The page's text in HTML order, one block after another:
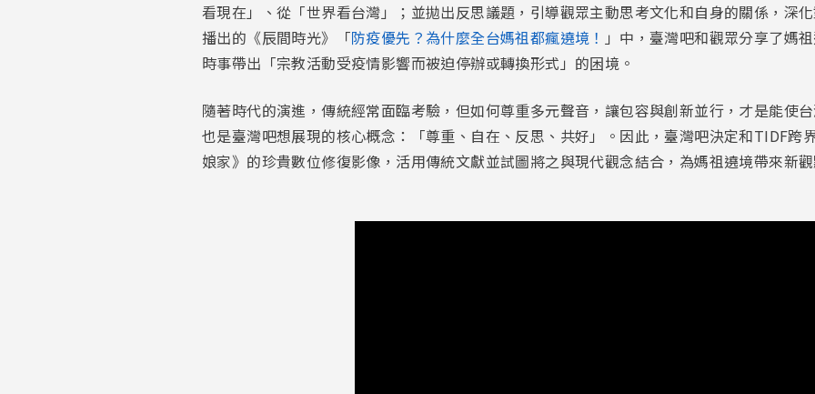
看現在」、從「世界看台灣」；並拋出反思議題，引導觀眾主動思考文化和自身的關係，深
播出的《辰間時光》「防疫優先？為什麼全台媽祖都瘋遶境！ 」中，臺灣吧和觀眾分享了媽
時事帶出「宗教活動受疫情影響而被迫停辦或轉換形式」的困境。
隨著時代的演進，傳統經常面臨考驗，但如何尊重多元聲音，讓包容與創新並行，才是能使
也是臺灣吧想展現的核心概念：「尊重、自在、反思、共好」。因此，臺灣吧決定和TIDF跨
娘家》的珍貴數位修復影像，活用傳統文獻並試圖將之與現代觀念結合，為媽祖遶境帶來新